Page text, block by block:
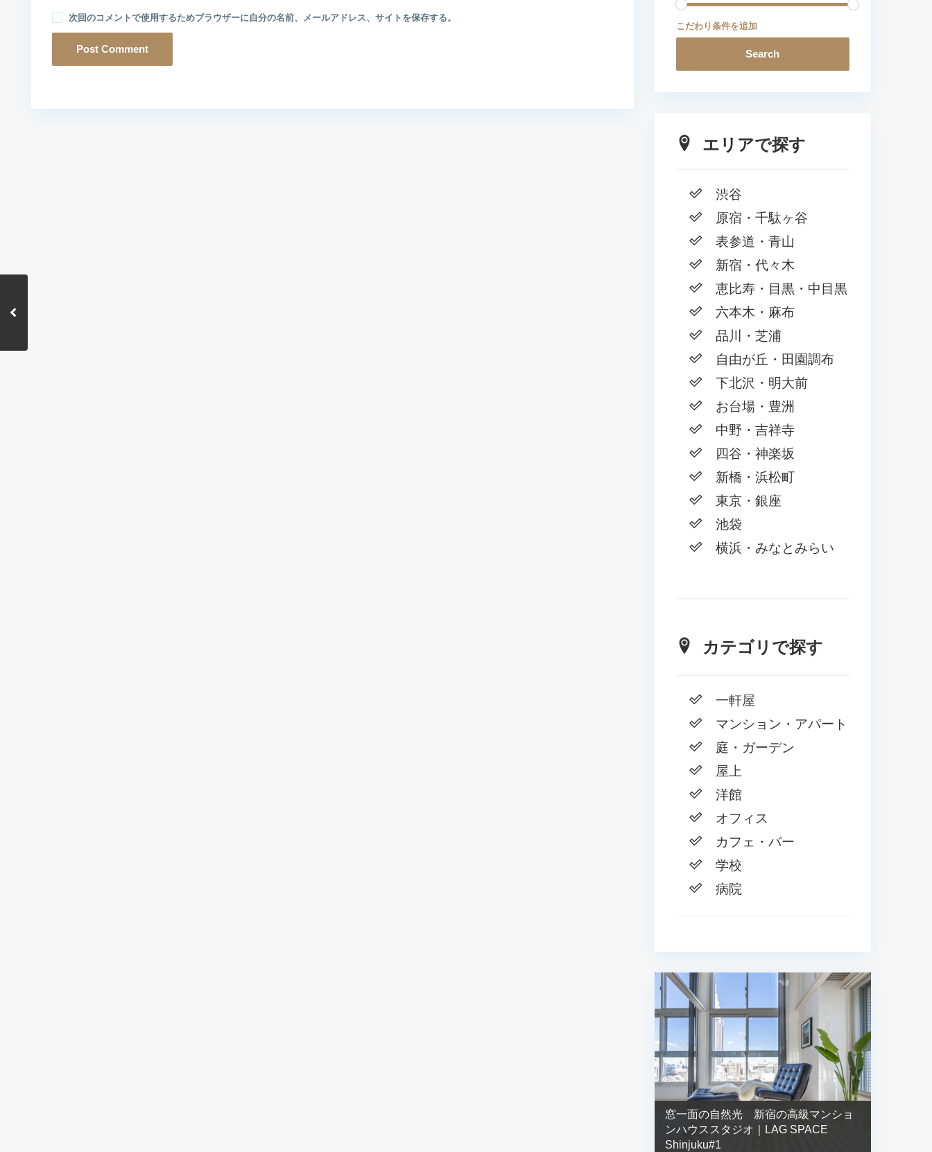
次回のコメントで使用するためブラウザーに自分の名前、メールアドレス、サイトを保存する。
こだわり条件を追加
Search
エリアで探す
渋谷
原宿・千駄ヶ谷
表参道・青山
新宿・代々木
恵比寿・目黒・中目黒
六本木・麻布
品川・芝浦
自由が丘・田園調布
下北沢・明大前
お台場・豊洲
中野・吉祥寺
四谷・神楽坂
新橋・浜松町
東京・銀座
池袋
横浜・みなとみらい
カテゴリで探す
一軒屋
マンション・アパート
庭・ガーデン
屋上
洋館
オフィス
カフェ・バー
学校
病院
窓一面の自然光 新宿の高級マンショ
ンハウススタジオ｜LAG SPACE
Shinjuku#1